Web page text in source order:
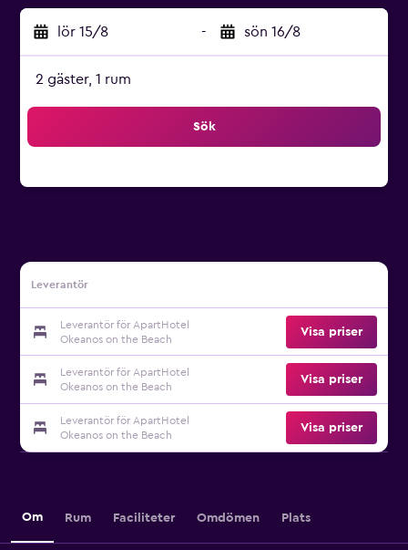
lör 15/8 - sön 16/8
2 gäster, 1 rum
Sök
Leverantör
Leverantör för ApartHotel
Okeanos on the Beach
Visa priser
Leverantör för ApartHotel
Okeanos on the Beach
Visa priser
Leverantör för ApartHotel
Okeanos on the Beach
Visa priser
Om Rum Faciliteter Omdömen Plats